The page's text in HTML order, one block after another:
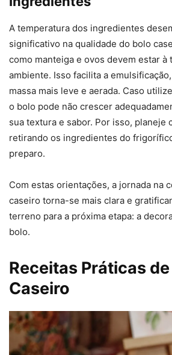
A temperatura dos ingredientes
significativo na qualidade do bolo
como manteiga e ovos devem estar à
ambiente. Isso facilita a
massa mais leve e aerada. Caso
o bolo pode não crescer
sua textura e sabor. Por isso, planeje
retirando os ingredientes do
preparo.
Com estas orientações, a jornada na
caseiro torna-se mais clara e
terreno para a próxima etapa: a
bolo.
Receitas Práticas
Caseiro